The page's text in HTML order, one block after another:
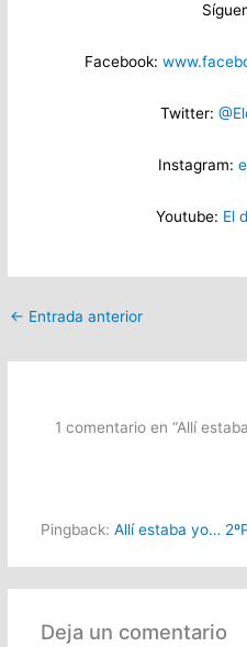
Facebook:
Twitter:
Instagram:
Youtube: El
← Entrada anterior
1 comentario en “Allí
Pingback: Allí estaba yo…
Deja un comentario